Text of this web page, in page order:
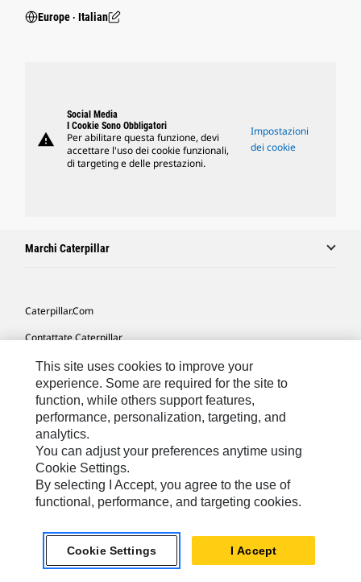
Europe ‧ Italian
warning
Social Media
I Cookie Sono Obbligatori
Per abilitare questa funzione, devi
accettare l'uso dei cookie funzionali,
di targeting e delle prestazioni.
Impostazioni
dei cookie
Marchi Caterpillar
Caterpillar.com
Contattate Caterpillar
Le Mie Preferenze Di Marketing
Mappa Del Sito
Cookie Settings
Informazioni Legali
Tutela Della Privacy
Europe - Italian© 2026 Caterpillar. Tutti i diritti riservati.
This site uses cookies to improve your
experience. Some are required for the site to
function, while others support features,
performance, personalization, targeting, and
analytics.
You can adjust your preferences anytime using
Cookie Settings.
By selecting I Accept, you agree to the use of
functional, performance, and targeting cookies.
Cookie Settings I Accept